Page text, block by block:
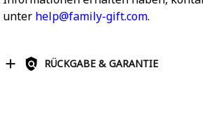
unter help@family-gift.com.
RÜCKGABE & GARANTIE